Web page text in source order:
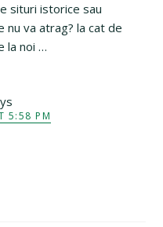
situri istorice sau
nu va atrag? la cat de
la noi …
5:58 PM